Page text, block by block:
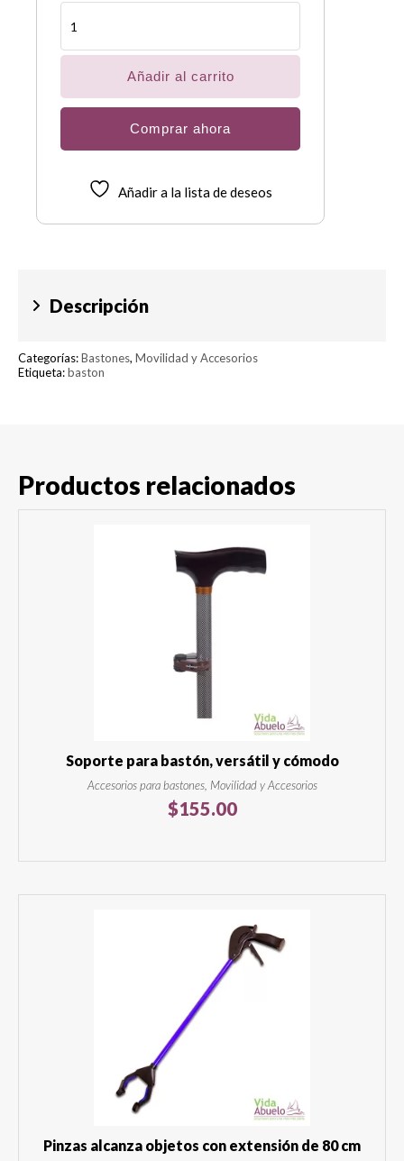
Bastón
plegable
para
invidentesAñadir al carrito
Comprar ahora
Añadir a la lista de deseos
Descripción
Categorías:Bastones, Movilidad y Accesorios
Etiqueta:baston
Productos relacionados
Soporte para bastón, versátil y cómodo
Accesorios para bastones, Movilidad y Accesorios
$155.00
Pinzas alcanza objetos con extensión de 80 cm